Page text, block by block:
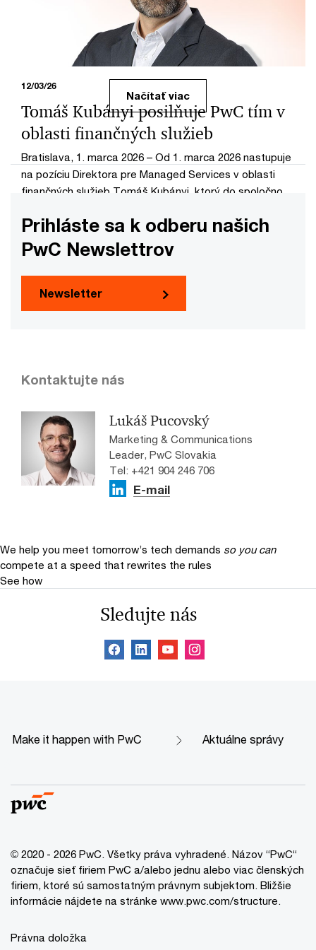
riaditeľov vo svete a 21 % na Slovensku očakáva, že
tržby ich spoločností v nasledujúcich 12 mesiacoch
12/03/26
Tomáš Kubányi posilňuje PwC tím v
oblasti finančných služieb
Bratislava, 1. marca 2026 – Od 1. marca 2026 nastupuje
na pozíciu Direktora pre Managed Services v oblasti
finančných služieb Tomáš Kubányi, ktorý do spoločnosti
domáceho prostredia.
Načítať viac
Prihláste sa k odberu našich
PwC Newslettrov
Newsletter
Kontaktujte nás
Lukáš Pucovský
Marketing & Communications
Leader, PwC Slovakia
Tel: +421 904 246 706
E-mail
We help you meet tomorrow’s tech demands so you can
compete at a speed that rewrites the rules
See how
Sledujte nás
Make it happen with PwC Aktuálne správy
© 2020 - 2026 PwC. Všetky práva vyhradené. Názov “PwC“
označuje sieť firiem PwC a/alebo jednu alebo viac členských
firiem, ktoré sú samostatným právnym subjektom. Bližšie
informácie nájdete na stránke www.pwc.com/structure.
Právna doložka